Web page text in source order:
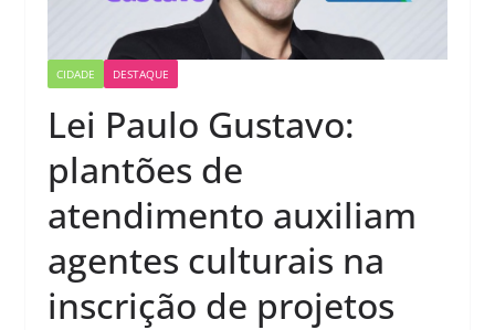
CIDADE DESTAQUE
Lei Paulo Gustavo:
plantões de
atendimento auxiliam
agentes culturais na
inscrição de projetos